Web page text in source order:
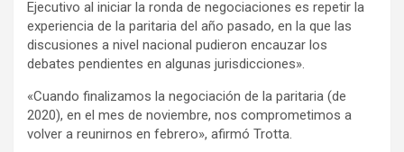
Ejecutivo al iniciar la ronda de negociaciones es repetir la
experiencia de la paritaria del año pasado, en la que las
discusiones a nivel nacional pudieron encauzar los
debates pendientes en algunas jurisdicciones».
«Cuando finalizamos la negociación de la paritaria (de
2020), en el mes de noviembre, nos comprometimos a
volver a reunirnos en febrero», afirmó Trotta.